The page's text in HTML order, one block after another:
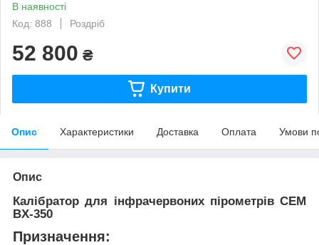
В наявності
Код: 888
Роздріб
52 800 ₴
Купити
Опис Характеристики Доставка Оплата Умови
Опис
Калібратор для інфрачервоних пірометрів CEM
BX-350
Призначення: